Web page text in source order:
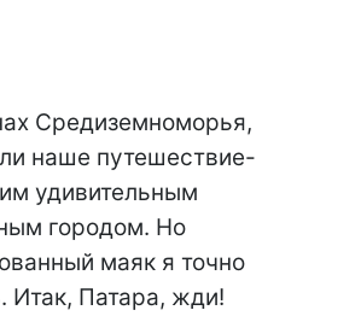
Средиземноморья,
наше путешествие-
удивительным
городом. Но
маяк я точно
Итак, Патара, жди!